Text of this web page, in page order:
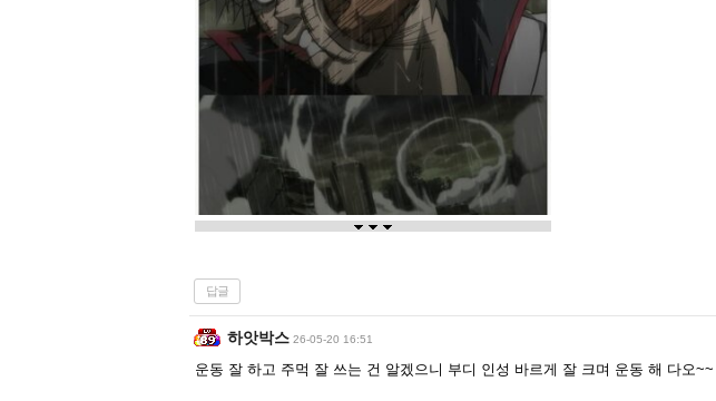
답글
하앗박스 26-05-20 16:51
운동 잘 하고 주먹 잘 쓰는 건 알겠으니 부디 인성 바르게 잘 크며 운동 해 다오~~